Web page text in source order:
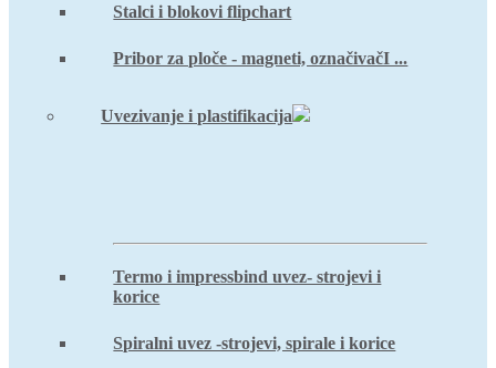
Stalci i blokovi flipchart
Pribor za ploče - magneti, označivačI ...
Uvezivanje i plastifikacija
Termo i impressbind uvez- strojevi i
korice
Spiralni uvez -strojevi, spirale i korice